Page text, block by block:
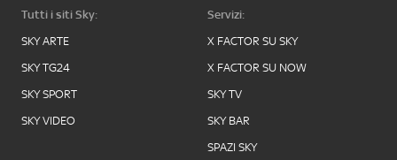
Tutti i siti Sky:
SKY ARTE
SKY TG24
SKY SPORT
SKY VIDEO
Servizi:
X FACTOR SU SKY
X FACTOR SU NOW
SKY TV
SKY BAR
SPAZI SKY